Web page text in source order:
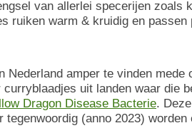
van allerlei specerijen zoals
ruiken warm & kruidig en
Nederland amper te vinden mede
curryblaadjes uit landen waar die
Dragon Disease Bacterie.
tegenwoordig (anno 2023)